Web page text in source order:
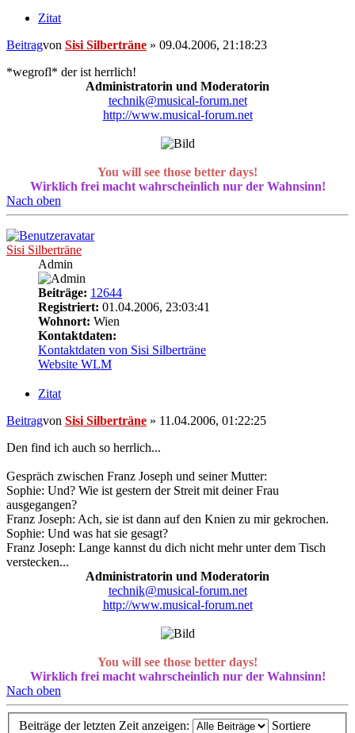
Zitat
Beitragvon Sisi Silberträne » 09.04.2006, 21:18:23
*wegrofl* der ist herrlich!
Administratorin und Moderatorin
technik@musical-forum.net
http://www.musical-forum.net
You will see those better days!
Wirklich frei macht wahrscheinlich nur der Wahnsinn!
Nach oben
Sisi Silberträne
Admin
Beiträge: 12644
Registriert: 01.04.2006, 23:03:41
Wohnort: Wien
Kontaktdaten:
Kontaktdaten von Sisi Silberträne
Website WLM
Zitat
Beitragvon Sisi Silberträne » 11.04.2006, 01:22:25
Den find ich auch so herrlich...
Gespräch zwischen Franz Joseph und seiner Mutter:
Sophie: Und? Wie ist gestern der Streit mit deiner Frau
ausgegangen?
Franz Joseph: Ach, sie ist dann auf den Knien zu mir gekrochen.
Sophie: Und was hat sie gesagt?
Franz Joseph: Lange kannst du dich nicht mehr unter dem Tisch
verstecken...
Administratorin und Moderatorin
technik@musical-forum.net
http://www.musical-forum.net
You will see those better days!
Wirklich frei macht wahrscheinlich nur der Wahnsinn!
Nach oben
Beiträge der letzten Zeit anzeigen:
Sortiere